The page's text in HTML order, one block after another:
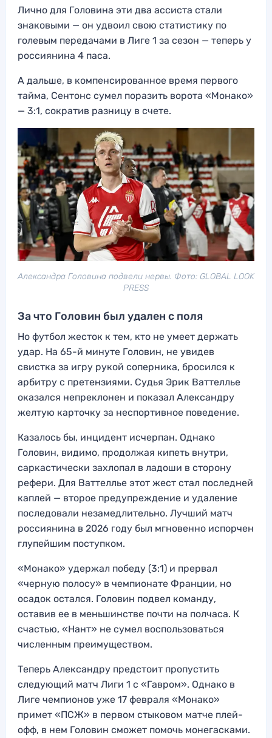
Лично для Головина эти два ассиста стали
знаковыми — он удвоил свою статистику по
голевым передачами в Лиге 1 за сезон — теперь у
россиянина 4 паса.
А дальше, в компенсированное время первого
тайма, Сентонс сумел поразить ворота «Монако»
— 3:1, сократив разницу в счете.
Александра Головина подвели нервы. Фото: GLOBAL LOOK
PRESS
За что Головин был удален с поля
Но футбол жесток к тем, кто не умеет держать
удар. На 65-й минуте Головин, не увидев
свистка за игру рукой соперника, бросился к
арбитру с претензиями. Судья Эрик Ваттеллье
оказался непреклонен и показал Александру
желтую карточку за неспортивное поведение.
Казалось бы, инцидент исчерпан. Однако
Головин, видимо, продолжая кипеть внутри,
саркастически захлопал в ладоши в сторону
рефери. Для Ваттеллье этот жест стал последней
каплей — второе предупреждение и удаление
последовали незамедлительно. Лучший матч
россиянина в 2026 году был мгновенно испорчен
глупейшим поступком.
«Монако» удержал победу (3:1) и прервал
«черную полосу» в чемпионате Франции, но
осадок остался. Головин подвел команду,
оставив ее в меньшинстве почти на полчаса. К
счастью, «Нант» не сумел воспользоваться
численным преимуществом.
Теперь Александру предстоит пропустить
следующий матч Лиги 1 с «Гавром». Однако в
Лиге чемпионов уже 17 февраля «Монако»
примет «ПСЖ» в первом стыковом матче плей-
офф, в нем Головин сможет помочь монегасками.